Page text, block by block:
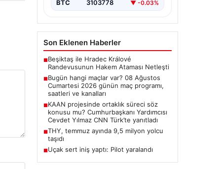
BTC 3103778 ▼ -0.03%
Son Eklenen Haberler
■Beşiktaş ile Hradec Králové
Randevusunun Hakem Ataması Netleşti
■Bugün hangi maçlar var? 08 Ağustos
Cumartesi 2026 günün maç programı,
saatleri ve kanalları
■KAAN projesinde ortaklık süreci söz
konusu mu? Cumhurbaşkanı Yardımcısı
Cevdet Yılmaz CNN Türk’te yanıtladı
■THY, temmuz ayında 9,5 milyon yolcu
taşıdı
■Uçak sert iniş yaptı: Pilot yaralandı